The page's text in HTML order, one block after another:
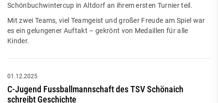
Schönbuchwintercup in Altdorf an ihrem ersten Turnier teil.
Mit zwei Teams, viel Teamgeist und großer Freude am Spiel war
es ein gelungener Auftakt – gekrönt von Medaillen für alle
Kinder.
01.12.2025
C-Jugend Fussballmannschaft des TSV Schönaich
schreibt Geschichte